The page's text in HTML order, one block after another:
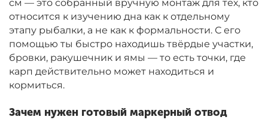
см — это собранный вручную монтаж для тех, кто
относится к изучению дна как к отдельному
этапу рыбалки, а не как к формальности. С его
помощью ты быстро находишь твёрдые участки,
бровки, ракушечник и ямы — то есть точки, где
карп действительно может находиться и
кормиться.
Зачем нужен готовый маркерный отвод